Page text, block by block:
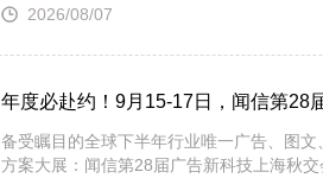
2026/08/07
年度必赴约！9月15-17日，闻信第28
备受瞩目的全球下半年行业唯一广告、图
方案大展：闻信第28届广告新科技上海秋